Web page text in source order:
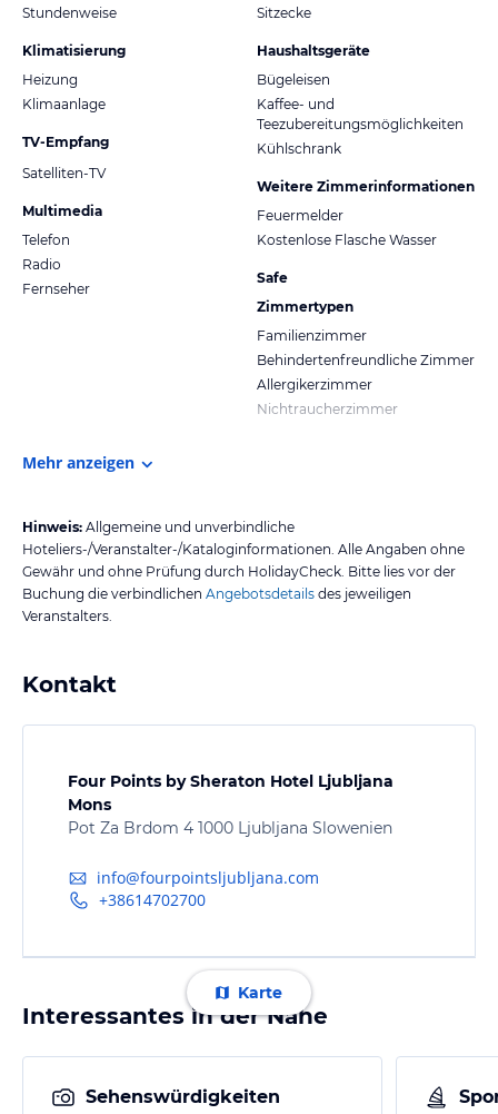
Stundenweise
Klimatisierung
Heizung
Klimaanlage
TV-Empfang
Satelliten-TV
Multimedia
Telefon
Radio
Fernseher
Sitzecke
Haushaltsgeräte
Bügeleisen
Kaffee- und
Teezubereitungsmöglichkeiten
Kühlschrank
Weitere Zimmerinformationen
Feuermelder
Kostenlose Flasche Wasser
Safe
Zimmertypen
Familienzimmer
Behindertenfreundliche Zimmer
Allergikerzimmer
Nichtraucherzimmer
Mehr anzeigen
Hinweis: Allgemeine und unverbindliche
Hoteliers-/Veranstalter-/Kataloginformationen. Alle Angaben ohne
Gewähr und ohne Prüfung durch HolidayCheck. Bitte lies vor der
Buchung die verbindlichen Angebotsdetails des jeweiligen
Veranstalters.
Kontakt
Four Points by Sheraton Hotel Ljubljana
Mons
Pot Za Brdom 4 1000 Ljubljana Slowenien
info@fourpointsljubljana.com
+38614702700
Karte
Interessantes in der Nähe
Sehenswürdigkeiten